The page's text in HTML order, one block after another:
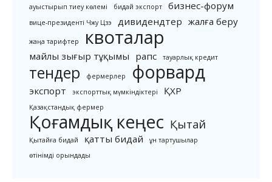
ауыстырып тиеу көлемі
бидай экспорт бизнес-форум
вице-президенті Чжу Цзэ дивидендтер жалға беру
жаңа тарифтер квоталар
майлы зығыр тұқымы рапс тауарлық кредит
тендер фермерлер форвард
экспорт экспорттық мүмкіндіктері ҚХР
Қазақстандық фермер
Қоғамдық кеңес Қытай
Қытайға бидай қатты бидай
ұн тартушылар
өтінімді орындады